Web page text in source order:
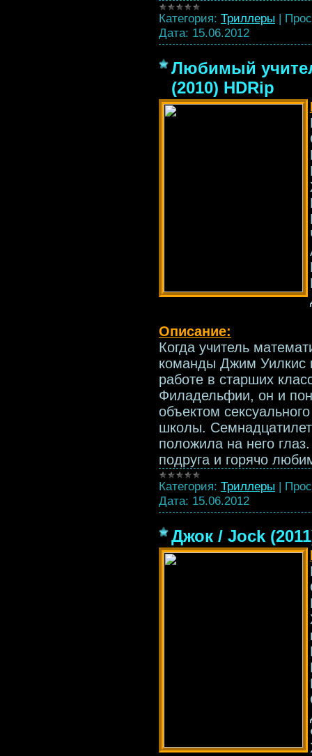
Категория: Триллеры |
Дата: 15.06.2012
Любимый
(2010) HDRip
Описание:
Когда учитель
команды Джим Уилкис
работе в старших
Филадельфии, он и
объектом
школы.
положила на него
подруга и горячо
Категория: Триллеры |
Дата: 15.06.2012
Джок / Jock